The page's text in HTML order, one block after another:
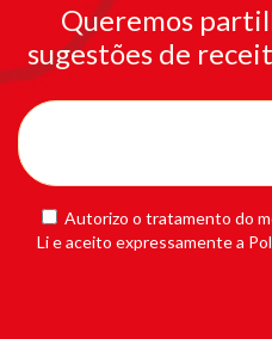
Queremos
sugestões de
Autorizo o tratamento do
Li e aceito expressamente a